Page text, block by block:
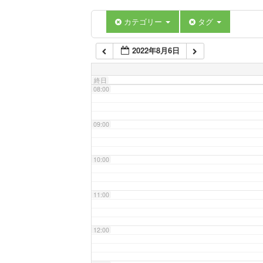
カテゴリー タグ
2022年8月6日
終日
07:00
08:00
09:00
10:00
11:00
12:00